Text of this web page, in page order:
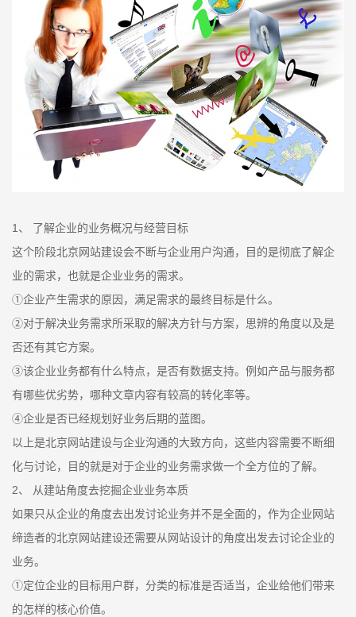
1、 了解企业的业务概况与经营目标
这个阶段北京网站建设会不断与企业用户沟通，目的是彻底了解企
业的需求，也就是企业业务的需求。
①企业产生需求的原因，满足需求的最终目标是什么。
②对于解决业务需求所采取的解决方针与方案，思辨的角度以及是
否还有其它方案。
③该企业业务都有什么特点，是否有数据支持。例如产品与服务都
有哪些优劣势，哪种文章内容有较高的转化率等。
④企业是否已经规划好业务后期的蓝图。
以上是北京网站建设与企业沟通的大致方向，这些内容需要不断细
化与讨论，目的就是对于企业的业务需求做一个全方位的了解。
2、 从建站角度去挖掘企业业务本质
如果只从企业的角度去出发讨论业务并不是全面的，作为企业网站
缔造者的北京网站建设还需要从网站设计的角度出发去讨论企业的
业务。
①定位企业的目标用户群，分类的标准是否适当，企业给他们带来
的怎样的核心价值。